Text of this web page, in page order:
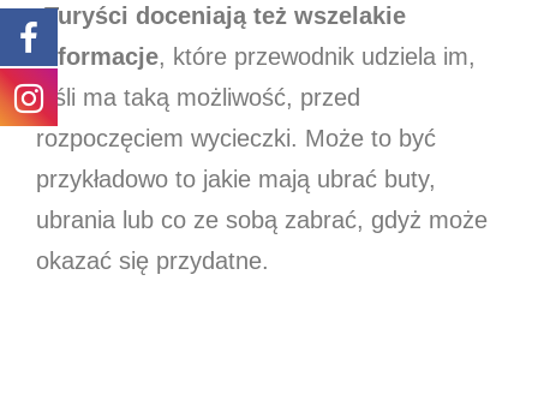
-Turyści doceniają też wszelakie
informacje, które przewodnik udziela im,
jeśli ma taką możliwość, przed
rozpoczęciem wycieczki. Może to być
przykładowo to jakie mają ubrać buty,
ubrania lub co ze sobą zabrać, gdyż może
okazać się przydatne.